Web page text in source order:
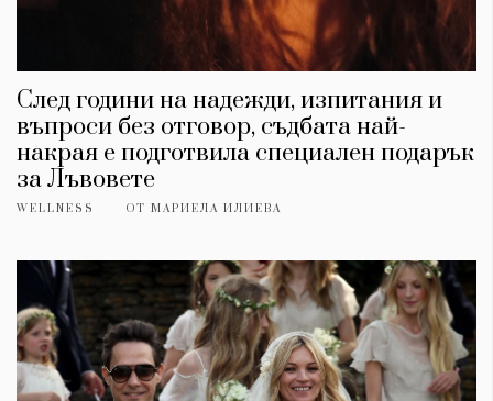
След години на надежди, изпитания и
въпроси без отговор, съдбата най-
накрая е подготвила специален подарък
за Лъвовете
WELLNESS ОТ МАРИЕЛА ИЛИЕВА